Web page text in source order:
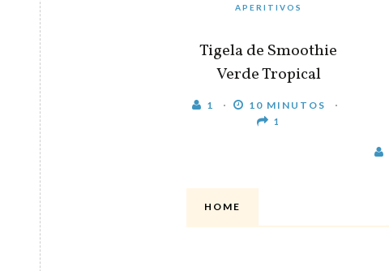
APERITIVOS
Tigela de Smoothie
Verde Tropical
1 10 MINUTOS
1
HOME